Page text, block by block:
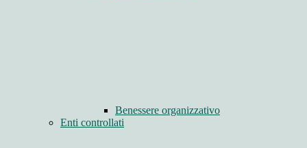
Benessere organizzativo
Enti controllati